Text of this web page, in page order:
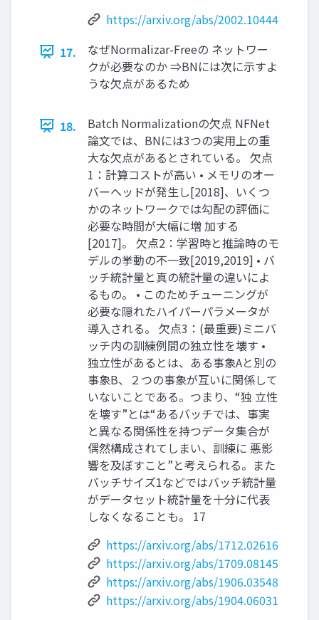
https://arxiv.org/abs/2002.10444
17.
なぜNormalizar-Freeの ネットワー
クが必要なのか ⇒BNには次に示すよ
うな欠点があるため
18.
Batch Normalizationの欠点 NFNet
論文では、BNには3つの実用上の重
大な欠点があるとされている。 欠点
1：計算コストが高い • メモリのオー
バーヘッドが発生し[2018]、いくつ
かのネットワークでは勾配の評価に
必要な時間が大幅に増 加する
[2017]。 欠点2：学習時と推論時のモ
デルの挙動の不一致[2019,2019] • バ
ッチ統計量と真の統計量の違いによ
るもの。 • このためチューニングが
必要な隠れたハイパーパラメータが
導入される。 欠点3：(最重要)ミニバ
ッチ内の訓練例間の独立性を壊す •
独立性があるとは、ある事象Aと別の
事象B、２つの事象が互いに関係して
いないことである。つまり、“独 立性
を壊す”とは“あるバッチでは、事実
と異なる関係性を持つデータ集合が
偶然構成されてしまい、訓練に 悪影
響を及ぼすこと”と考えられる。また
バッチサイズ1などではバッチ統計量
がデータセット統計量を十分に代表
しなくなることも。 17
https://arxiv.org/abs/1712.02616
https://arxiv.org/abs/1709.08145
https://arxiv.org/abs/1906.03548
https://arxiv.org/abs/1904.06031